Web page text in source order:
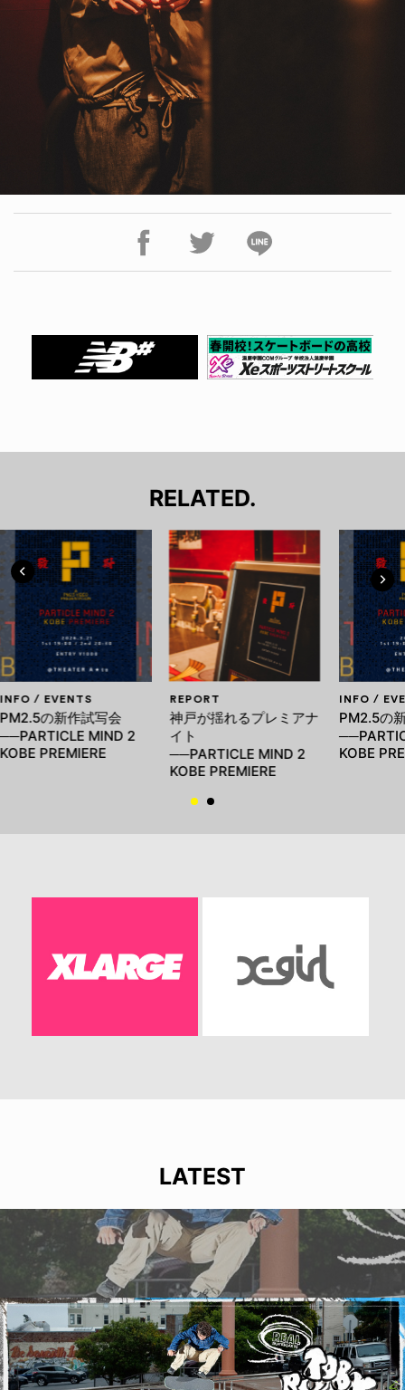
RELATED.
INFO / EVENTS
PM2.5の新作試写会
──PARTICLE MIND 2
KOBE PREMIERE
REPORT
神戸が揺れるプレミアナ
イト
──PARTICLE MIND 2
KOBE PREMIERE
INFO /
PM2.5の
KOBE
LATEST